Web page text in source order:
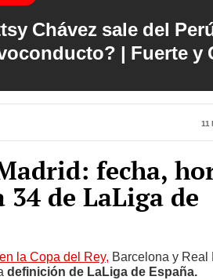
Chávez sale del
| Fuerte y
11
fecha,
de LaLiga de
la Copa del Rey, Barcelona y Real
definición de LaLiga de España.